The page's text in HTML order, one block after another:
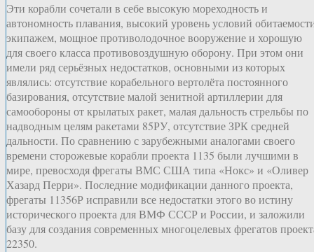
Эти корабли сочетали в себе высокую мореходность и
автономность плавания, высокий уровень условий
экипажем, мощное противолодочное вооружение и хорошую
для своего класса противовоздушную оборону. При этом они
имели ряд серьёзных недостатков, основными из которых
являлись: отсутствие корабельного вертолёта постоянного
базирования, отсутствие малой зенитной артиллерии для
самообороны от крылатых ракет, малая дальность стрельбы по
надводным целям ракетами 85РУ, отсутствие ЗРК средней
дальности. По сравнению с зарубежными аналогами своего
времени сторожевые корабли проекта 1135 были лучшими в
мире, превосходя фрегаты ВМС США типа «Нокс» и «Оливер
Хазард Перри». Последние модификации данного проекта,
фрегаты 11356Р исправили все недостатки этого во истину
исторического проекта для ВМФ СССР и России, и заложили
базу для создания современных многоцелевых фрегатов
22350.